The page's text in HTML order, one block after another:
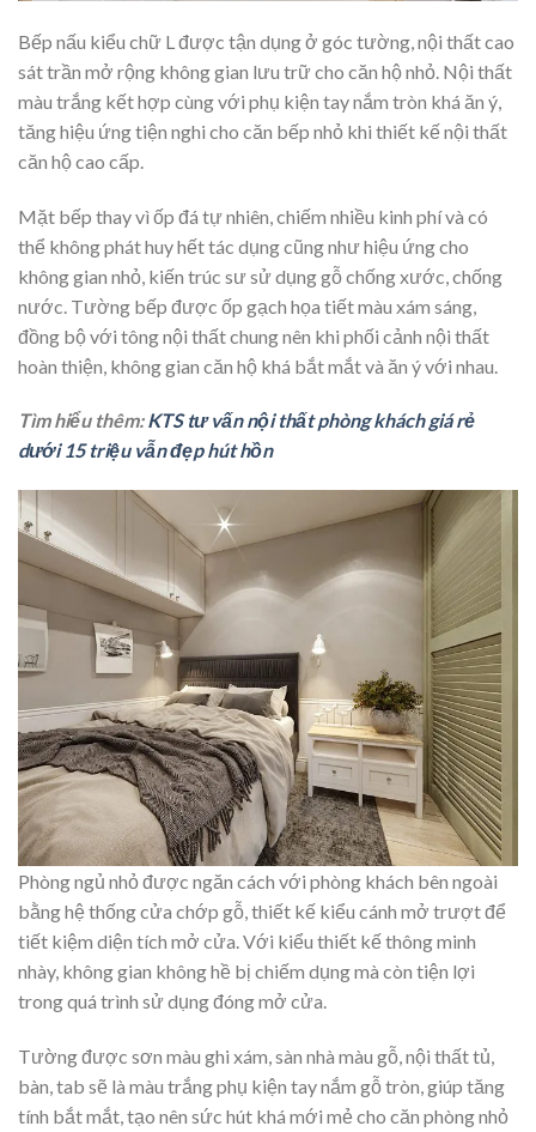
Bếp nấu kiểu chữ L được tận dụng ở góc tường, nội thất cao
sát trần mở rộng không gian lưu trữ cho căn hộ nhỏ. Nội thất
màu trắng kết hợp cùng với phụ kiện tay nắm tròn khá ăn ý,
tăng hiệu ứng tiện nghi cho căn bếp nhỏ khi thiết kế nội thất
căn hộ cao cấp.
Mặt bếp thay vì ốp đá tự nhiên, chiếm nhiều kinh phí và có
thể không phát huy hết tác dụng cũng như hiệu ứng cho
không gian nhỏ, kiến trúc sư sử dụng gỗ chống xước, chống
nước. Tường bếp được ốp gạch họa tiết màu xám sáng,
đồng bộ với tông nội thất chung nên khi phối cảnh nội thất
hoàn thiện, không gian căn hộ khá bắt mắt và ăn ý với nhau.
Tìm hiểu thêm:KTS tư vấn nội thất phòng khách giá rẻ
dưới 15 triệu vẫn đẹp hút hồn
Phòng ngủ nhỏ được ngăn cách với phòng khách bên ngoài
bằng hệ thống cửa chớp gỗ, thiết kế kiểu cánh mở trượt để
tiết kiệm diện tích mở cửa. Với kiểu thiết kế thông minh
nhày, không gian không hề bị chiếm dụng mà còn tiện lợi
trong quá trình sử dụng đóng mở cửa.
Tường được sơn màu ghi xám, sàn nhà màu gỗ, nội thất tủ,
bàn, tab sẽ là màu trắng phụ kiện tay nắm gỗ tròn, giúp tăng
tính bắt mắt, tạo nên sức hút khá mới mẻ cho căn phòng nhỏ